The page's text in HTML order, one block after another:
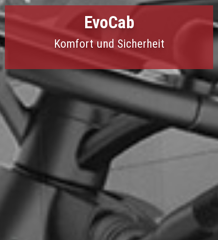
EvoCab
Komfort und Sicherheit